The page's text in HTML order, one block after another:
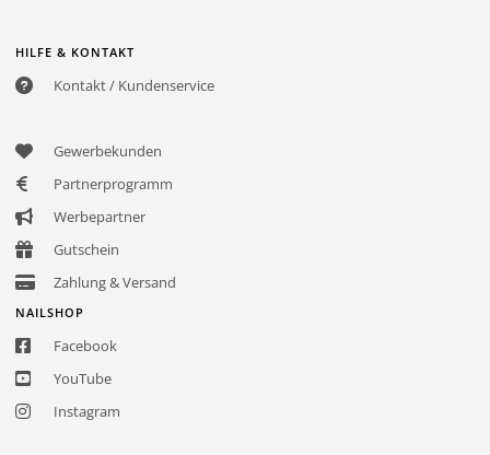
HILFE & KONTAKT
Kontakt / Kundenservice
Gewerbekunden
Partnerprogramm
Werbepartner
Gutschein
Zahlung & Versand
NAILSHOP
Facebook
YouTube
Instagram